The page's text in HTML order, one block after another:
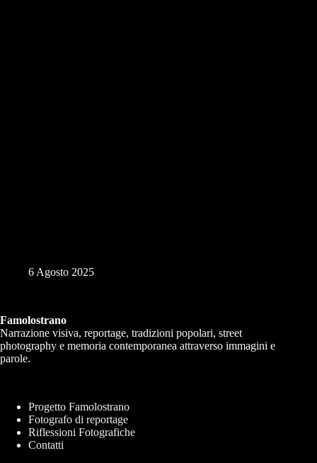
6 Agosto 2025
Famolostrano
Narrazione visiva, reportage, tradizioni popolari, street
photography e memoria contemporanea attraverso immagini e
parole.
Progetto Famolostrano
Fotografo di reportage
Riflessioni Fotografiche
Contatti